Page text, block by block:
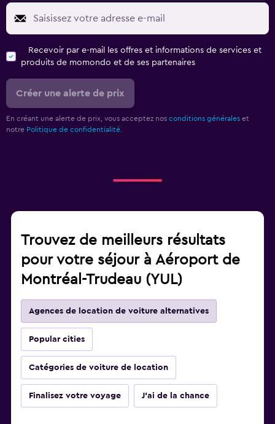
Recevoir par e-mail les offres et informations de services et
produits de momondo et de ses partenaires
Créer une alerte de prix
En créant une alerte de prix, vous acceptez nos conditions générales et
notre Politique de confidentialité.
Trouvez de meilleurs résultats
pour votre séjour à Aéroport de
Montréal-Trudeau (YUL)
Agences de location de voiture alternatives
Popular cities
Catégories de voiture de location
Finalisez votre voyage J'ai de la chance